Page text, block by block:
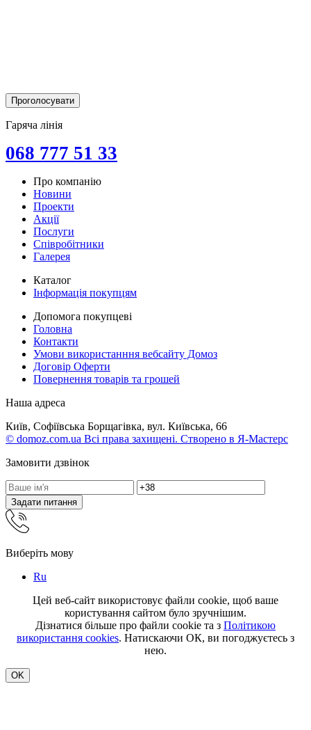
Гаряча лінія
068 777 51 33
Про компанію
Новини
Проекти
Акції
Послуги
Співробітники
Галерея
Каталог
Інформація покупцям
Допомога покупцеві
Головна
Контакти
Умови використанння вебсайту Домоз
Договір Оферти
Повернення товарів та грошей
Наша адреса
Київ, Софіївська Борщагівка, вул. Київська, 66
© domoz.com.ua Всі права захищені. Створено в Я-Мастерс
Замовити дзвінок
Задати питання
Виберіть мову
Ru
Цей веб-сайт використовує файли cookie, щоб ваше
користування сайтом було зручнішим.
Дізнатися більше про файли cookie та з Політикою
використання cookies. Натискаючи ОК, ви погоджуєтесь з
нею.
OK